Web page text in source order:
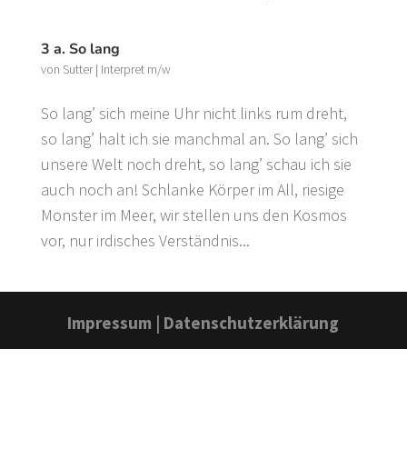
3 a. So lang
von Sutter| Interpret m/w
So lang’ sich meine Uhr nicht links rum dreht,
so lang’ halt ich sie manchmal an. So lang’ sich
unsere Welt noch dreht, so lang’ schau ich sie
auch noch an! Schlanke Körper im All, riesige
Monster im Meer, wir stellen uns den Kosmos
vor, nur irdisches Verständnis...
Impressum | Datenschutzerklärung